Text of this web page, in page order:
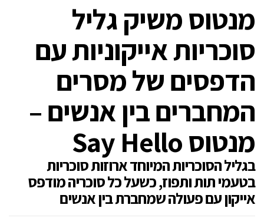
מנטוס משיק גליל
סוכריות אייקוניות עם
הדפסים של מסרים
המחברים בין אנשים –
מנטוס Say Hello
בגליל הסוכריות המיוחד ארוזות סוכריות
בטעמי תות ותפוז, כשעל כל סוכריה מודפס
אייקון עם פעולה שמחברת בין אנשים